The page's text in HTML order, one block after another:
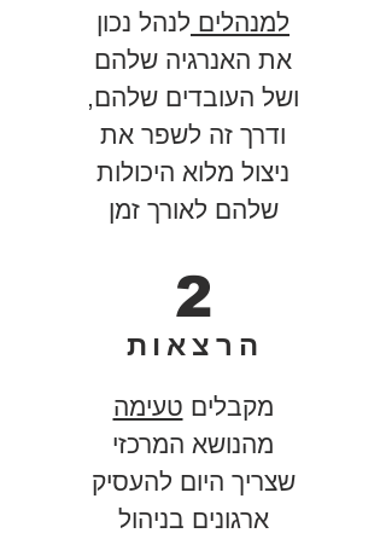
למנהלים לנהל נכון
את האנרגיה שלהם
ושל העובדים שלהם,
ודרך זה לשפר את
ניצול מלוא היכולות
שלהם לאורך זמן
2
הרצאות
מקבלים טעימה
מהנושא המרכזי
שצריך היום להעסיק
ארגונים בניהול